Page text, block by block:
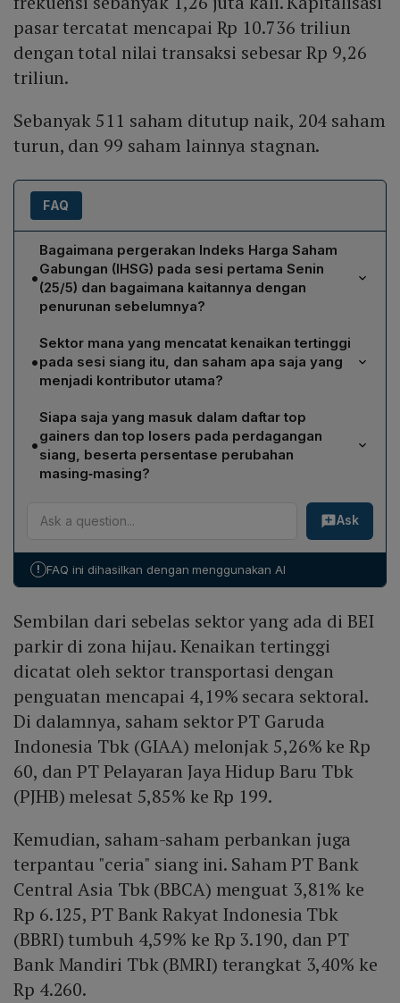
pasar tercatat mencapai Rp 10.736 triliun
dengan total nilai transaksi sebesar Rp 9,26
triliun.
Sebanyak 511 saham ditutup naik, 204 saham
turun, dan 99 saham lainnya stagnan.
FAQ
•
Bagaimana pergerakan Indeks Harga Saham
Gabungan (IHSG) pada sesi pertama Senin
(25/5) dan bagaimana kaitannya dengan
penurunan sebelumnya?
IHSG naik 0,93% atau 57,30 poin, mencapai level 6.219
pada perdagangan sesi pertama Senin. Kenaikan ini
melanjutkan pemulihan setelah anjlok tajam 8,35%
sepanjang pekan sebelumnya.
•
Sektor mana yang mencatat kenaikan tertinggi
pada sesi siang itu, dan saham apa saja yang
menjadi kontributor utama?
Sektor transportasi mencatat kenaikan tertinggi dengan
penguatan 4,19% secara sektoral. Saham utama yang
mendorong kenaikan tersebut adalah PT Garuda
Indonesia Tbk (GIAA) naik 5,26% ke Rp 60 dan PT
•
Siapa saja yang masuk dalam daftar top
gainers dan top losers pada perdagangan
siang, beserta persentase perubahan
masing‑masing?
Top gainers: PT Folago Global Nusantara Tbk (IRSX)
naik 18,90% ke Rp 390; PT MD Entertainment Tbk
(FILM) naik 16,99% ke Rp 2.410; PT Widodo Makmur
PT Daaz Bara Lestari Tbk (DAAZ) turun 14,12% ke
10,50% ke Rp 1.790; PT Dian Swastatika Sentosa Tbk
(DSSA) turun 10,46% ke Rp 488.
Ask
! FAQ ini dihasilkan dengan menggunakan AI
Sembilan dari sebelas sektor yang ada di BEI
parkir di zona hijau. Kenaikan tertinggi
dicatat oleh sektor transportasi dengan
penguatan mencapai 4,19% secara sektoral.
Di dalamnya, saham sektor PT Garuda
Indonesia Tbk (GIAA) melonjak 5,26% ke Rp
60, dan PT Pelayaran Jaya Hidup Baru Tbk
(PJHB) melesat 5,85% ke Rp 199.
Kemudian, saham-saham perbankan juga
terpantau "ceria" siang ini. Saham PT Bank
Central Asia Tbk (BBCA) menguat 3,81% ke
Rp 6.125, PT Bank Rakyat Indonesia Tbk
(BBRI) tumbuh 4,59% ke Rp 3.190, dan PT
Bank Mandiri Tbk (BMRI) terangkat 3,40% ke
Rp 4.260.